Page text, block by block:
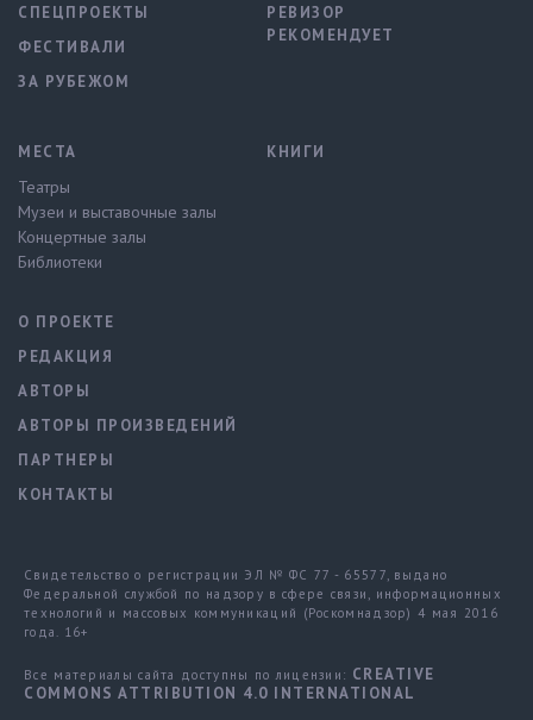
СПЕЦПРОЕКТЫ
ФЕСТИВАЛИ
ЗА РУБЕЖОМ
РЕВИЗОР
РЕКОМЕНДУЕТ
МЕСТА
Театры
Музеи и выставочные залы
Концертные залы
Библиотеки
КНИГИ
О ПРОЕКТЕ
РЕДАКЦИЯ
АВТОРЫ
АВТОРЫ ПРОИЗВЕДЕНИЙ
ПАРТНЕРЫ
КОНТАКТЫ
Свидетельство о регистрации ЭЛ № ФС 77 - 65577, выдано
Федеральной службой по надзору в сфере связи, информационных
технологий и массовых коммуникаций (Роскомнадзор) 4 мая 2016
года. 16+
Все материалы сайта доступны по лицензии: CREATIVE
COMMONS ATTRIBUTION 4.0 INTERNATIONAL